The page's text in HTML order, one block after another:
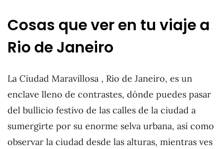
Cosas que ver en tu viaje a
Rio de Janeiro
La Ciudad Maravillosa , Rio de Janeiro, es un
enclave lleno de contrastes, dónde puedes pasar
del bullicio festivo de las calles de la ciudad a
sumergirte por su enorme selva urbana, así como
observar la ciudad desde las alturas, mientras ves